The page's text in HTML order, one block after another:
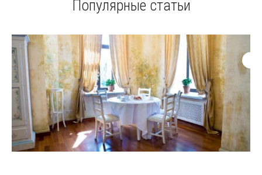
Популярные статьи